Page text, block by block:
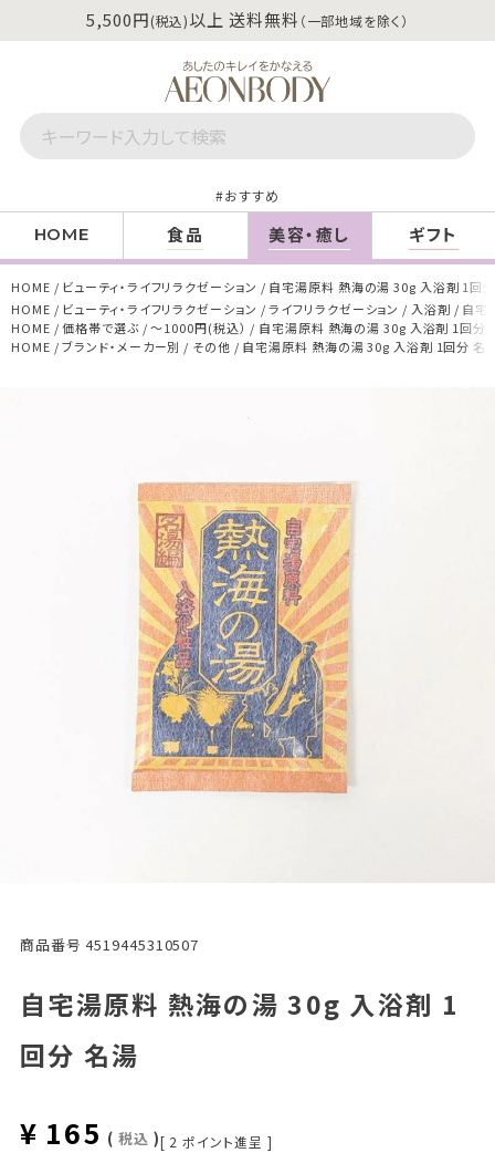
5,500円(税込)以上 送料無料 （一部地域を除く）
おすすめ
HOME 食品 美容・癒し ギフト
HOME ビューティ・ライフリラクゼーション
自宅湯原料 熱海の湯 30g 入浴剤 1回
HOME
ビューティ・ライフリラクゼーション ライフリラクゼーション 入浴剤
自宅
HOME
価格帯で選ぶ ～1000円(税込）
自宅湯原料 熱海の湯 30g 入浴剤 1回分
HOME
ブランド・メーカー別 その他 自宅湯原料 熱海の湯 30g 入浴剤 1回分 名
商品番号 4519445310507
自宅湯原料 熱海の湯 30g 入浴剤 1
回分 名湯
¥ 165 税込 [ 2 ポイント進呈 ]